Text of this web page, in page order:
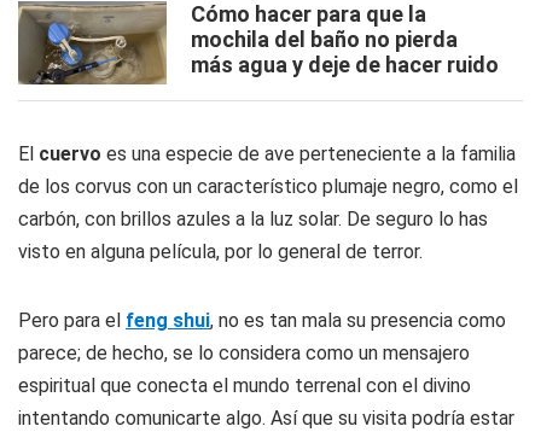
Cómo hacer para que la
mochila del baño no pierda
más agua y deje de hacer ruido
El cuervo es una especie de ave perteneciente a la familia
de los corvus con un característico plumaje negro, como el
carbón, con brillos azules a la luz solar. De seguro lo has
visto en alguna película, por lo general de terror.
Pero para el feng shui, no es tan mala su presencia como
parece; de hecho, se lo considera como un mensajero
espiritual que conecta el mundo terrenal con el divino
intentando comunicarte algo. Así que su visita podría estar